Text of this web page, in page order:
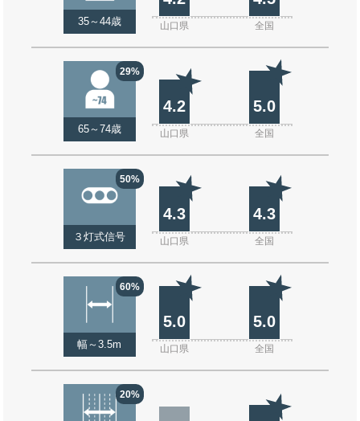
35～44歳 山口県 全国
29%
65～74歳
4.2 5.0
山口県 全国
50%
３灯式信号
4.3 4.3
山口県 全国
60%
幅～3.5m
5.0 5.0
山口県 全国
20%